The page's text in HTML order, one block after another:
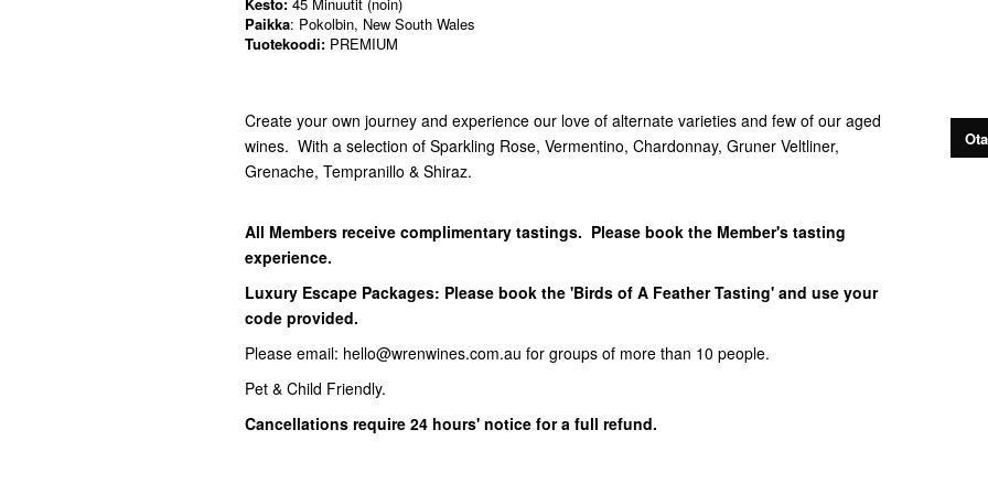
Paikka: Pokolbin, New South Wales
Tuotekoodi: PREMIUM
Create your own journey and experience our love of alternate varieties and few of our aged
wines. With a selection of Sparkling Rose, Vermentino, Chardonnay, Gruner Veltliner,
Grenache, Tempranillo & Shiraz.
All Members receive complimentary tastings. Please book the Member's tasting
experience.
Luxury Escape Packages: Please book the 'Birds of A Feather Tasting' and use your
code provided.
Please email: hello@wrenwines.com.au for groups of more than 10 people.
Pet & Child Friendly.
Cancellations require 24 hours' notice for a full refund.